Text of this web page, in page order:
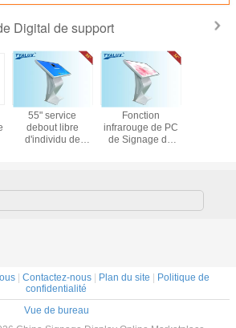
Digital de support
55" service
debout libre
d'individu de
WIFI Digital
Fonction
infrarouge de PC
de Signage de
kiosque
| Contactez-nous| Plan du site
Politique de
confidentialité
Vue de bureau